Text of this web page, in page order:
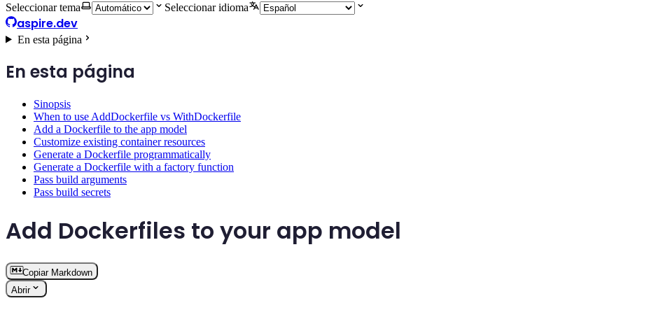
Seleccionar tema
Seleccionar idioma
aspire.dev
En esta página
En esta página
Sinopsis
When to use AddDockerfile vs WithDockerfile
Add a Dockerfile to the app model
Customize existing container resources
Generate a Dockerfile programmatically
Generate a Dockerfile with a factory function
Pass build arguments
Pass build secrets
Add Dockerfiles to your app model
Copiar Markdown
Abrir